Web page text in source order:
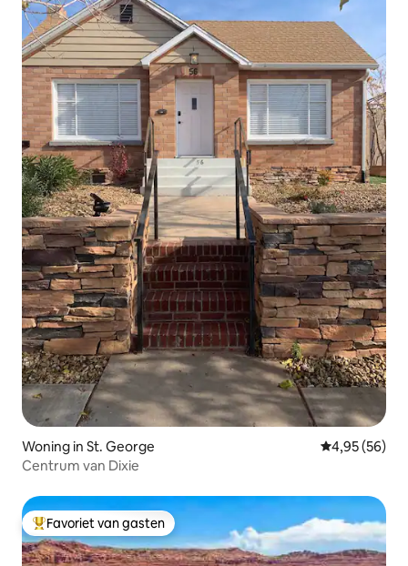
Woning in St. George Gemiddelde
4,95 (56)
Centrum van Dixie
Topfavoriet van gasten
Favoriet van gasten